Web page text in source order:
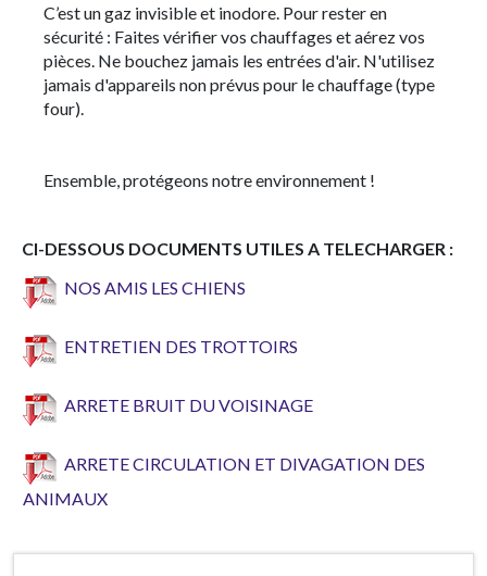
C’est un gaz invisible et inodore. Pour rester en
sécurité : Faites vérifier vos chauffages et aérez vos
pièces. Ne bouchez jamais les entrées d'air. N'utilisez
jamais d'appareils non prévus pour le chauffage (type
four).
Ensemble, protégeons notre environnement !
CI-DESSOUS DOCUMENTS UTILES A TELECHARGER :
NOS AMIS LES CHIENS
ENTRETIEN DES TROTTOIRS
ARRETE BRUIT DU VOISINAGE
ARRETE CIRCULATION ET DIVAGATION DES
ANIMAUX